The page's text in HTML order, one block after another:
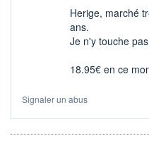
Herige, marché
ans.
Je n'y touche
18.95€ en ce
Signaler un abus